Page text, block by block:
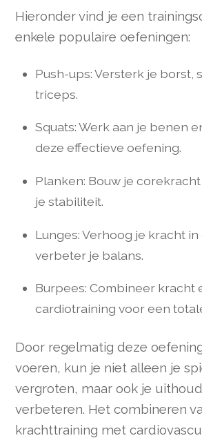
Hieronder vind je een
enkele populaire oefeningen:
Push-ups: Versterk je borst,
triceps.
Squats: Werk aan je benen
deze effectieve oefening.
Planken: Bouw je
je stabiliteit.
Lunges: Verhoog je kracht
verbeter je balans.
Burpees: Combineer kracht
cardiotraining voor een
Door regelmatig deze
voeren, kun je niet alleen je
vergroten, maar ook je
verbeteren. Het combineren
krachttraining met